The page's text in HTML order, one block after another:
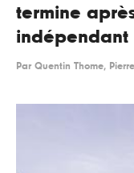
termine
indépendant
Par Quentin Thome,